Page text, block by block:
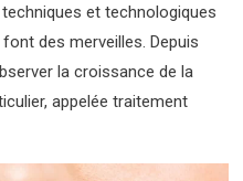
et technologiques
des merveilles. Depuis
la croissance de la
appelée traitement